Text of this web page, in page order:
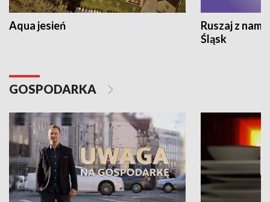
Aqua jesień
Ruszaj z
Śląsk
GOSPODARKA